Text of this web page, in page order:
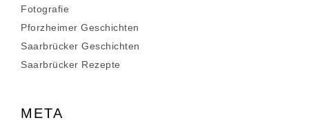
Fotografie
Pforzheimer Geschichten
Saarbrücker Geschichten
Saarbrücker Rezepte
META